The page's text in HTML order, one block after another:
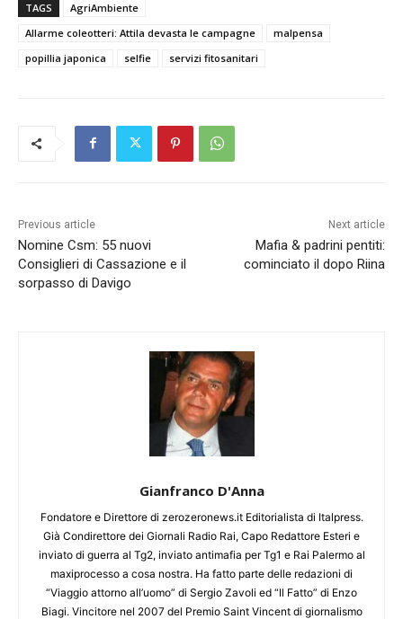
TAGS
AgriAmbiente
Allarme coleotteri: Attila devasta le campagne
malpensa
popillia japonica
selfie servizi fitosanitari
Previous article
Nomine Csm: 55 nuovi
Consiglieri di Cassazione e il
sorpasso di Davigo
Next article
Mafia & padrini pentiti:
cominciato il dopo Riina
Gianfranco D'Anna
Fondatore e Direttore di zerozeronews.it Editorialista di Italpress.
Già Condirettore dei Giornali Radio Rai, Capo Redattore Esteri e
inviato di guerra al Tg2, inviato antimafia per Tg1 e Rai Palermo al
maxiprocesso a cosa nostra. Ha fatto parte delle redazioni di
“Viaggio attorno all’uomo” di Sergio Zavoli ed “Il Fatto” di Enzo
Biagi. Vincitore nel 2007 del Premio Saint Vincent di giornalismo